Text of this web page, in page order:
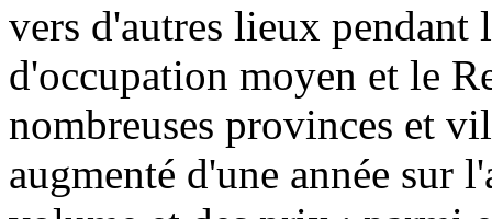
vers d'autres lieux pendant
d'occupation moyen et le
nombreuses provinces et
augmenté d'une année sur